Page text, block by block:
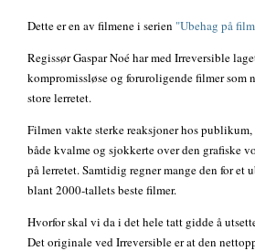
Dette er en av filmene i serien "Ubehag på
Regissør Gaspar Noé har med Irreversible
kompromissløse og foruroligende filmer som
store lerretet.
Filmen vakte sterke reaksjoner hos
både kvalme og sjokkerte over den grafiske
på lerretet. Samtidig regner mange den for et
blant 2000-tallets beste filmer.
Hvorfor skal vi da i det hele tatt gidde å
Det originale ved Irreversible er at den